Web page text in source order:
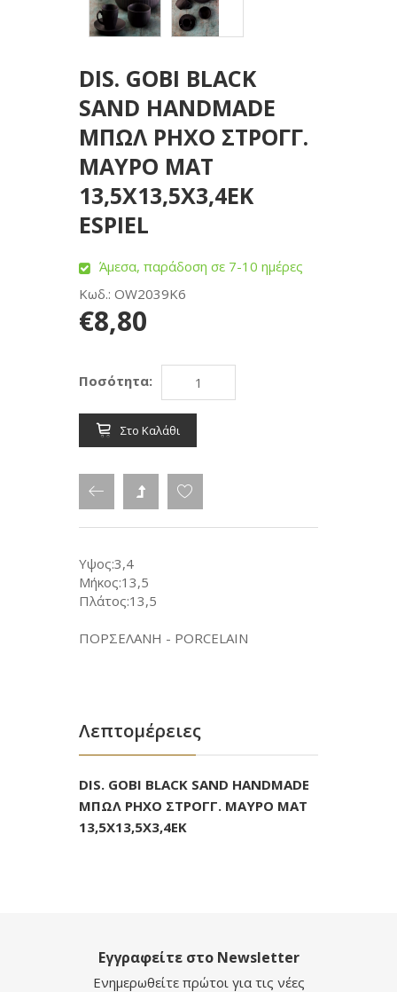
DIS. GOBI BLACK
SAND HANDMADE
ΜΠΩΛ ΡΗΧΟ ΣΤΡΟΓΓ.
ΜΑΥΡΟ ΜΑΤ
13,5Χ13,5Χ3,4ΕΚ
ESPIEL
Άμεσα, παράδοση σε 7-10 ημέρες
Κωδ.: OW2039K6
€8,80
Ποσότητα:
Στο Καλάθι
Υψος:3,4
Μήκος:13,5
Πλάτος:13,5
ΠΟΡΣΕΛΑΝΗ - PORCELAIN
Λεπτομέρειες
DIS. GOBI BLACK SAND HANDMADE
ΜΠΩΛ ΡΗΧΟ ΣΤΡΟΓΓ. ΜΑΥΡΟ ΜΑΤ
13,5Χ13,5Χ3,4ΕΚ
Εγγραφείτε στο Newsletter
Ενημερωθείτε πρώτοι για τις νέες